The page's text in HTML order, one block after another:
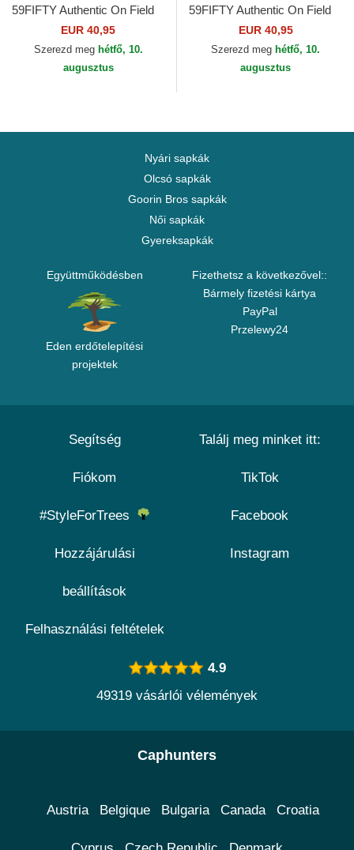
59FIFTY Authentic On Field
Los Angeles Angels MLB
New Era
EUR 40,95
Szerezd meg hétfő, 10.
augusztus
59FIFTY Authentic On Field
San Diego Padres MLB New
EUR 40,95
Szerezd meg hétfő, 10.
augusztus
Nyári sapkák
Olcsó sapkák
Goorin Bros sapkák
Női sapkák
Gyereksapkák
Együttműködésben
Eden erdőtelepítési
projektek
Fizethetsz a következővel::
Bármely fizetési kártya
PayPal
Przelewy24
Segítség
Fiókom
#StyleForTrees
Hozzájárulási
beállítások
Felhasználási feltételek
Találj meg minket itt:
TikTok
Facebook
Instagram
4.9
49319 vásárlói vélemények
Caphunters
Austria Belgique Bulgaria Canada Croatia